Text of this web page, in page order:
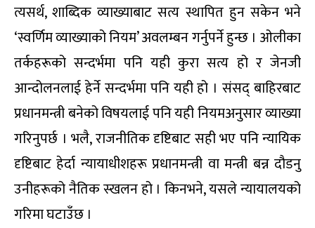
त्यसर्थ, शाब्दिक व्याख्याबाट सत्य स्थापित हुन सकेन भने
‘स्वर्णिम व्याख्याको नियम’ अवलम्बन गर्नुपर्ने हुन्छ । ओलीका
तर्कहरूको सन्दर्भमा पनि यही कुरा सत्य हो र जेनजी
आन्दोलनलाई हेर्ने सन्दर्भमा पनि यही हो । संसद् बाहिरबाट
प्रधानमन्त्री बनेको विषयलाई पनि यही नियमअनुसार व्याख्या
गरिनुपर्छ । भलै, राजनीतिक दृष्टिबाट सही भए पनि न्यायिक
दृष्टिबाट हेर्दा न्यायाधीशहरू प्रधानमन्त्री वा मन्त्री बन्न दौडनु
उनीहरूको नैतिक स्खलन हो । किनभने, यसले न्यायालयको
गरिमा घटाउँछ ।